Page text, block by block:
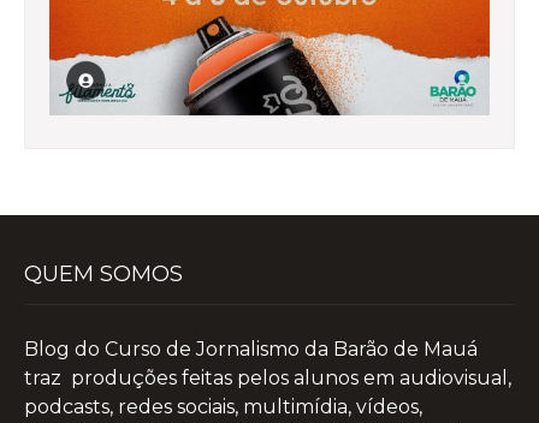
QUEM SOMOS
Blog do Curso de Jornalismo da Barão de Mauá
traz produções feitas pelos alunos em audiovisual,
podcasts, redes sociais, multimídia, vídeos,